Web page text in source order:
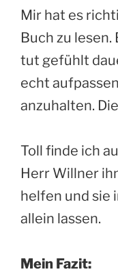
Mir hat es
Buch zu lesen.
tut gefühlt
echt
anzuhalten.
Toll finde ich
Herr Willner
helfen und sie
allein lassen.
Mein Fazit: